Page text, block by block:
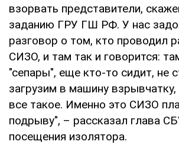
взорвать представители,
заданию ГРУ ГШ РФ. У нас
разговор о том, кто проводил
СИЗО, и там так и говорится:
"сепары", еще кто-то сидит, не
загрузим в машину
все такое. Именно это СИЗО
подрыву", – рассказал глава
посещения изолятора.